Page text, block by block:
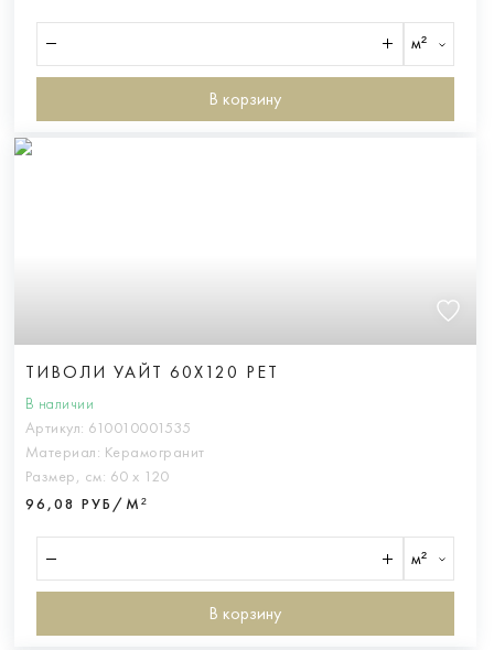
м²
В корзину
ТИВОЛИ УАЙТ 60X120 РЕТ
В наличии
Артикул: 610010001535
Материал: Керамогранит
Размер, см: 60 х 120
96,08 РУБ/М²
м²
В корзину